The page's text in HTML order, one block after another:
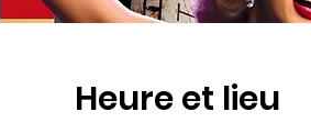
Heure et lieu